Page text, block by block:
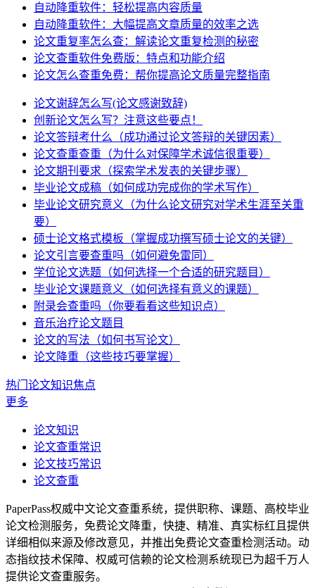
自动降重软件：轻松提高内容质量
自动降重软件：大幅提高文章质量的效率之选
论文重复率怎么查：解读论文重复检测的秘密
论文查重软件免费版：特点和功能介绍
论文怎么查重免费：帮你提高论文质量完整指南
论文谢辞怎么写(论文感谢致辞)
创新论文怎么写？注意这些要点！
论文答辩考什么（成功通过论文答辩的关键因素）
论文查重查重（为什么对保障学术诚信很重要）
论文期刊要求（探索学术发表的关键步骤）
毕业论文成稿（如何成功完成你的学术写作）
毕业论文研究意义（为什么论文研究对学术生涯至关重
要）
硕士论文格式模板（掌握成功撰写硕士论文的关键）
论文引言要查重吗（如何避免雷同）
学位论文选题（如何选择一个合适的研究题目）
毕业论文课题意义（如何选择有意义的课题）
附录会查重吗（你要看看这些知识点）
音乐治疗论文题目
论文的写法（如何书写论文）
论文降重（这些技巧要掌握）
热门论文知识焦点
更多
论文知识
论文查重常识
论文技巧常识
论文查重
PaperPass权威中文论文查重系统，提供职称、课题、高校毕业
论文检测服务，免费论文降重，快捷、精准、真实标红且提供
详细相似来源及修改意见，并推出免费论文查重检测活动。动
态指纹技术保障、权威可信赖的论文检测系统现已为超千万人
提供论文查重服务。